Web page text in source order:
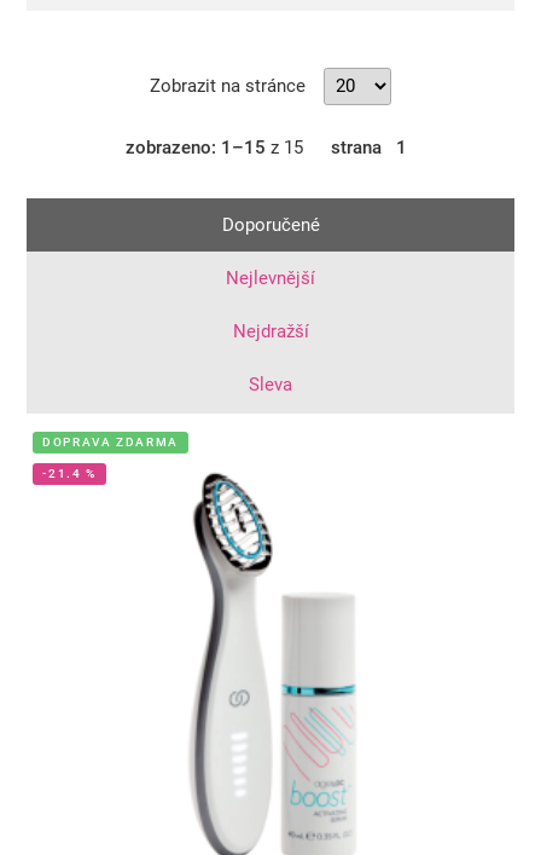
Zobrazit na stránce
zobrazeno: 1–15 z 15 strana 1
Doporučené
Nejlevnější
Nejdražší
Sleva
DOPRAVA ZDARMA
-21.4 %